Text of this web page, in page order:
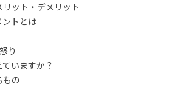
ット・デメリット
ントとは
り
いますか？
の